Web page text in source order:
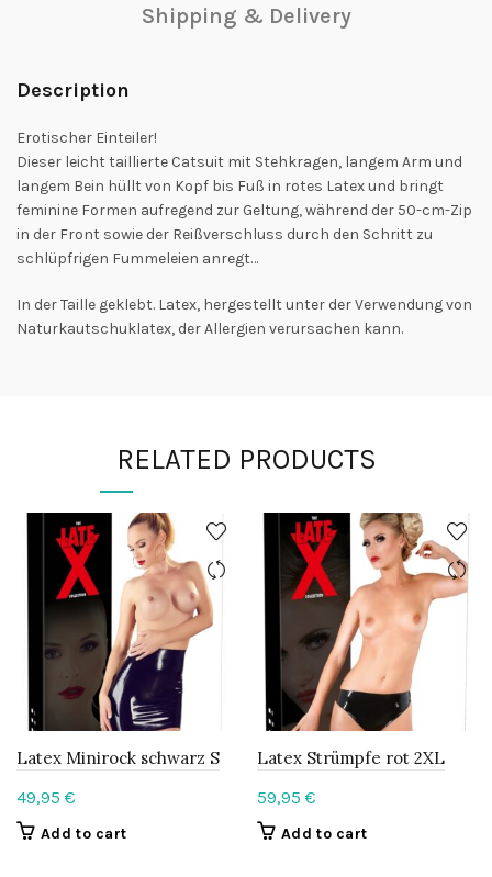
Shipping & Delivery
Description
Erotischer Einteiler!
Dieser leicht taillierte Catsuit mit Stehkragen, langem Arm und
langem Bein hüllt von Kopf bis Fuß in rotes Latex und bringt
feminine Formen aufregend zur Geltung, während der 50-cm-Zip
in der Front sowie der Reißverschluss durch den Schritt zu
schlüpfrigen Fummeleien anregt…
In der Taille geklebt. Latex, hergestellt unter der Verwendung von
Naturkautschuklatex, der Allergien verursachen kann.
RELATED PRODUCTS
Latex Minirock schwarz S
49,95 €
Add to cart
Latex Strümpfe rot 2XL
59,95 €
Add to cart